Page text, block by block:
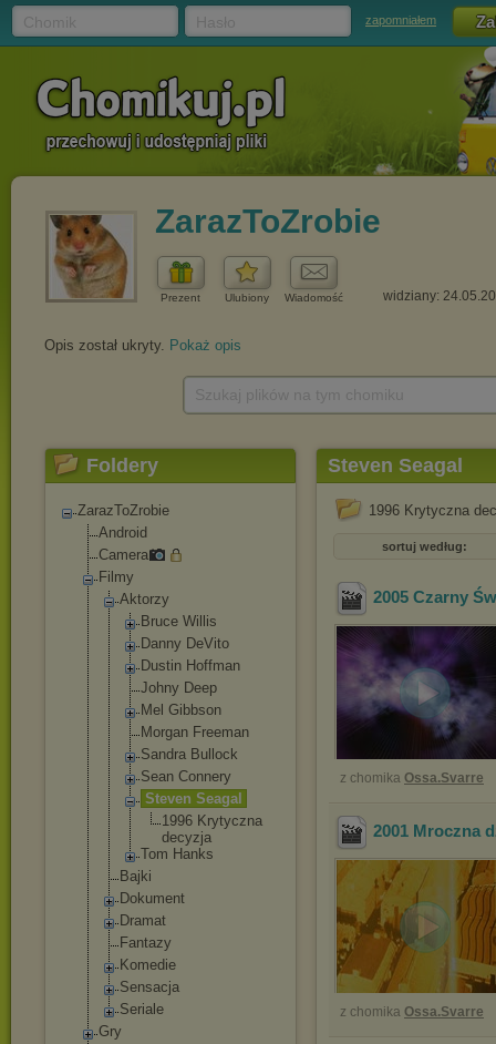
zapomniałem
ZarazToZrobie
Prezent Ulubiony Wiadomość widziany:
Opis został ukryty. Pokaż opis
Foldery
ZarazToZrobie
Android
Camera
Filmy
Aktorzy
Bruce Willis
Danny DeVito
Dustin Hoffman
Johny Deep
Mel Gibbson
Morgan Freeman
Sandra Bullock
Sean Connery
Steven Seagal
1996 Krytyczna
decyzja
Tom Hanks
Bajki
Dokument
Dramat
Fantazy
Komedie
Sensacja
Seriale
Gry
Steven Seagal
1996 Krytyczna
sortuj według:
2005 Czarny
z chomika Ossa.Svarre
2001 Mroczna
z chomika Ossa.Svarre